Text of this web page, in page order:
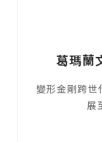
葛瑪蘭
變形金剛跨世
展